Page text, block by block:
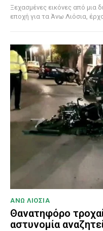
Ξεχασμένες εικόνες από μια
εποχή για τα Άνω Λιόσια,
ΑΝΩ ΛΙΟΣΙΑ
Θανατηφόρο
αστυνομία